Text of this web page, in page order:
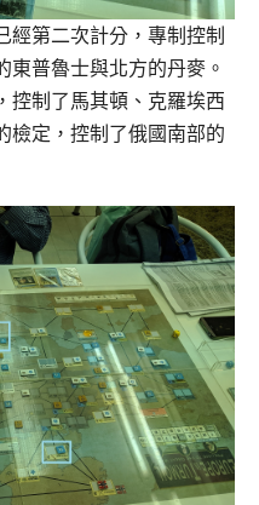
經第二次計分，專制控制
普魯士與北方的丹麥。
控制了馬其頓、克羅埃西
檢定，控制了俄國南部的